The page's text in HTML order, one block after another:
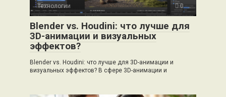
Технологии 0
Blender vs. Houdini: что лучше для
3D-анимации и визуальных
эффектов?
Blender vs. Houdini: что лучше для 3D-анимации и
визуальных эффектов? В сфере 3D-анимации и